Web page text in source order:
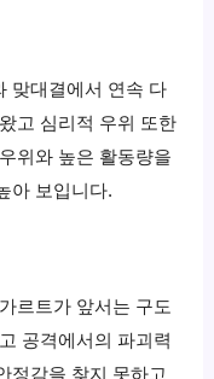
맞대결에서 연속 다
고 심리적 우위 또한
위와 높은 활동량을
아 보입니다.
르트가 앞서는 구도
공격에서의 파괴력
정감을 찾지 못하고